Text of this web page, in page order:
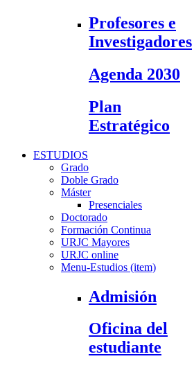
Profesores e
Investigadores
Agenda 2030
Plan
Estratégico
ESTUDIOS
Grado
Doble Grado
Máster
Presenciales
Doctorado
Formación Continua
URJC Mayores
URJC online
Menu-Estudios (item)
Admisión
Oficina del
estudiante